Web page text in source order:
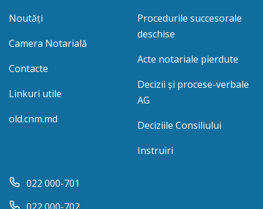
Noutăți
Camera Notarială
Contacte
Linkuri utile
old.cnm.md
Procedurile succesorale
deschise
Acte notariale pierdute
Decizii și procese-verbale
AG
Deciziile Consiliului
Instruiri
022 000-701